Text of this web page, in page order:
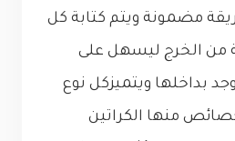
مضمونة ويتم كتابة كل
من الخرج ليسهل على
بداخلها ويتميزكل نوع
منها الكراتين